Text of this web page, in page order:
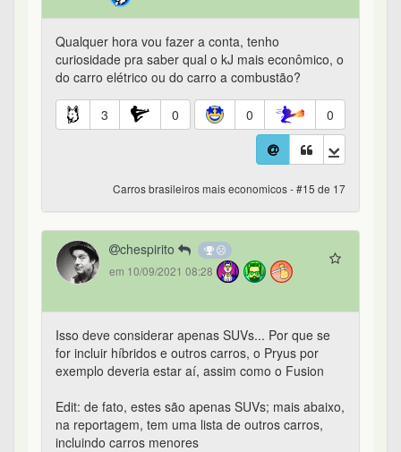
Qualquer hora vou fazer a conta, tenho
curiosidade pra saber qual o kJ mais econômico, o
do carro elétrico ou do carro a combustão?
3 0 0 0
Carros brasileiros mais economicos - #15 de 17
chespirito
em 10/09/2021 08:28
Isso deve considerar apenas SUVs... Por que se
for incluir híbridos e outros carros, o Pryus por
exemplo deveria estar aí, assim como o Fusion
Edit: de fato, estes são apenas SUVs; mais abaixo,
na reportagem, tem uma lista de outros carros,
incluindo carros menores